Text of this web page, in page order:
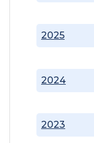
2023
2024
2025